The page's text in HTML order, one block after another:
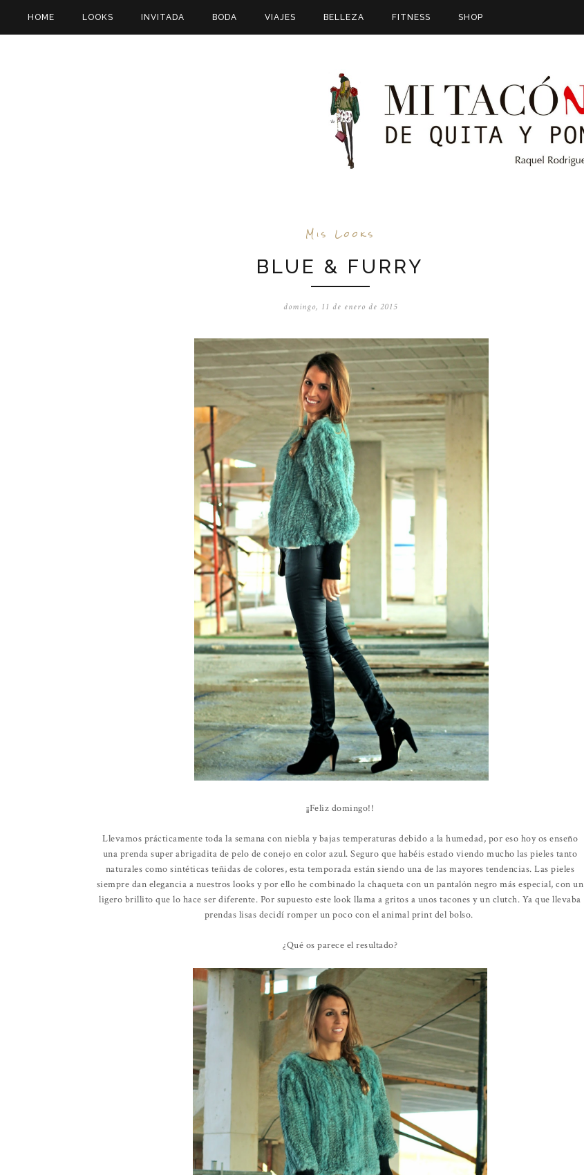
HOME LOOKS INVITADA BODA VIAJES BELLEZA FITNESS SHOP
Mis Looks
BLUE & FURRY
domingo, 11 de enero de 2015
¡¡Feliz domingo!!
Llevamos prácticamente toda la semana con niebla y bajas temperaturas debido a la humedad, por eso hoy os enseño
una prenda super abrigadita de pelo de conejo en color azul. Seguro que habéis estado viendo mucho las pieles tanto
naturales como sintéticas teñidas de colores, esta temporada están siendo una de las mayores tendencias. Las pieles
siempre dan elegancia a nuestros looks y por ello he combinado la chaqueta con un pantalón negro más especial, con un
ligero brillito que lo hace ser diferente. Por supuesto este look llama a gritos a unos tacones y un clutch. Ya que llevaba
prendas lisas decidí romper un poco con el animal print del bolso.
¿Qué os parece el resultado?